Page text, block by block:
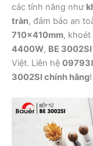
các tính năng như
tràn, đảm bảo an
710x410mm, khoét
4400W, BE 3002SI
Việt. Liên hệ
3002SI chính hãng!